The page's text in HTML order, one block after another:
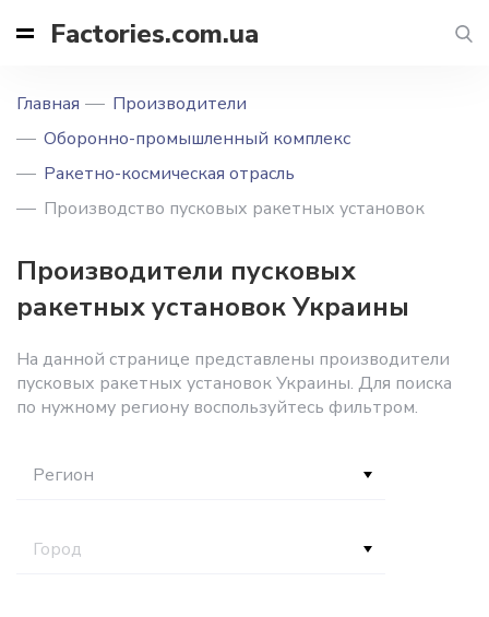
Factories.com.ua
Главная
Производители
Оборонно-промышленный комплекс
Ракетно-космическая отрасль
Производство пусковых ракетных установок
Производители пусковых
ракетных установок Украины
На данной странице представлены производители
пусковых ракетных установок Украины. Для поиска
по нужному региону воспользуйтесь фильтром.
Регион
Город